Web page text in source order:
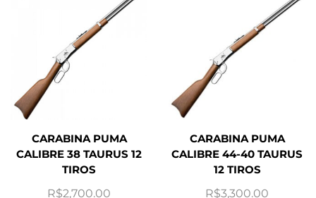
CARABINA PUMA
CALIBRE 38 TAURUS 12
TIROS
R$2,700.00
CARABINA PUMA
CALIBRE 44-40 TAURUS
12 TIROS
R$3,300.00